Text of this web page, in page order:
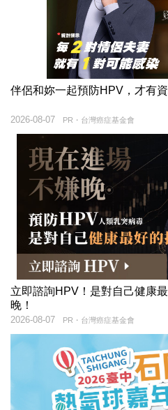
伴侶和妳一起預防HPV，才有資
PR・台灣癌症基金會
2026-08-07
立即諮詢HPV！是對自己健康
晚！
PR・台灣癌症基金會
2026-08-07